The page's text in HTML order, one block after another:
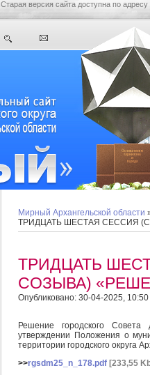
Старая версия сайта доступна по адресу
Мирный Архангельской области
ТРИДЦАТЬ ШЕСТАЯ СЕССИЯ
ТРИДЦАТЬ
СОЗЫВА)
Опубликовано: 30-04-2025, 10:50
Решение городского
утверждении Положения о
территории городского округа
>>rgsdm25_n_178.pdf [233,55